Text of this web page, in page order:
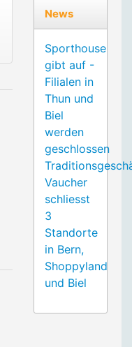
News
Sporthouse
gibt auf -
Filialen in
Thun und
Biel
werden
geschlossen
Vaucher
schliesst
3
Standorte
in Bern,
Shoppyland
und Biel